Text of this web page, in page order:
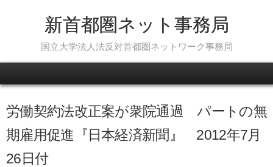
新首都圏ネット事務局
国立大学法人法反対首都圏ネットワーク事務局
労働契約法改正案が衆院通過 パートの無
期雇用促進『日本経済新聞』 2012年7月
26日付